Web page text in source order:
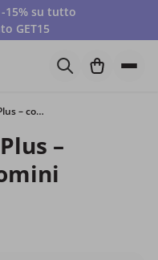
15% su tutto
GET15
Active T-Booster Plus – complesso per uomini
–